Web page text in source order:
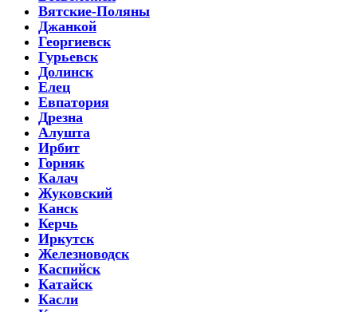
Вятские-Поляны
Джанкой
Георгиевск
Гурьевск
Долинск
Елец
Евпатория
Дрезна
Алушта
Ирбит
Горняк
Калач
Жуковский
Канск
Керчь
Иркутск
Железноводск
Каспийск
Катайск
Касли